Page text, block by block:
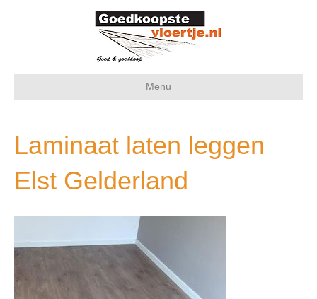
Menu
Laminaat laten leggen
Elst Gelderland